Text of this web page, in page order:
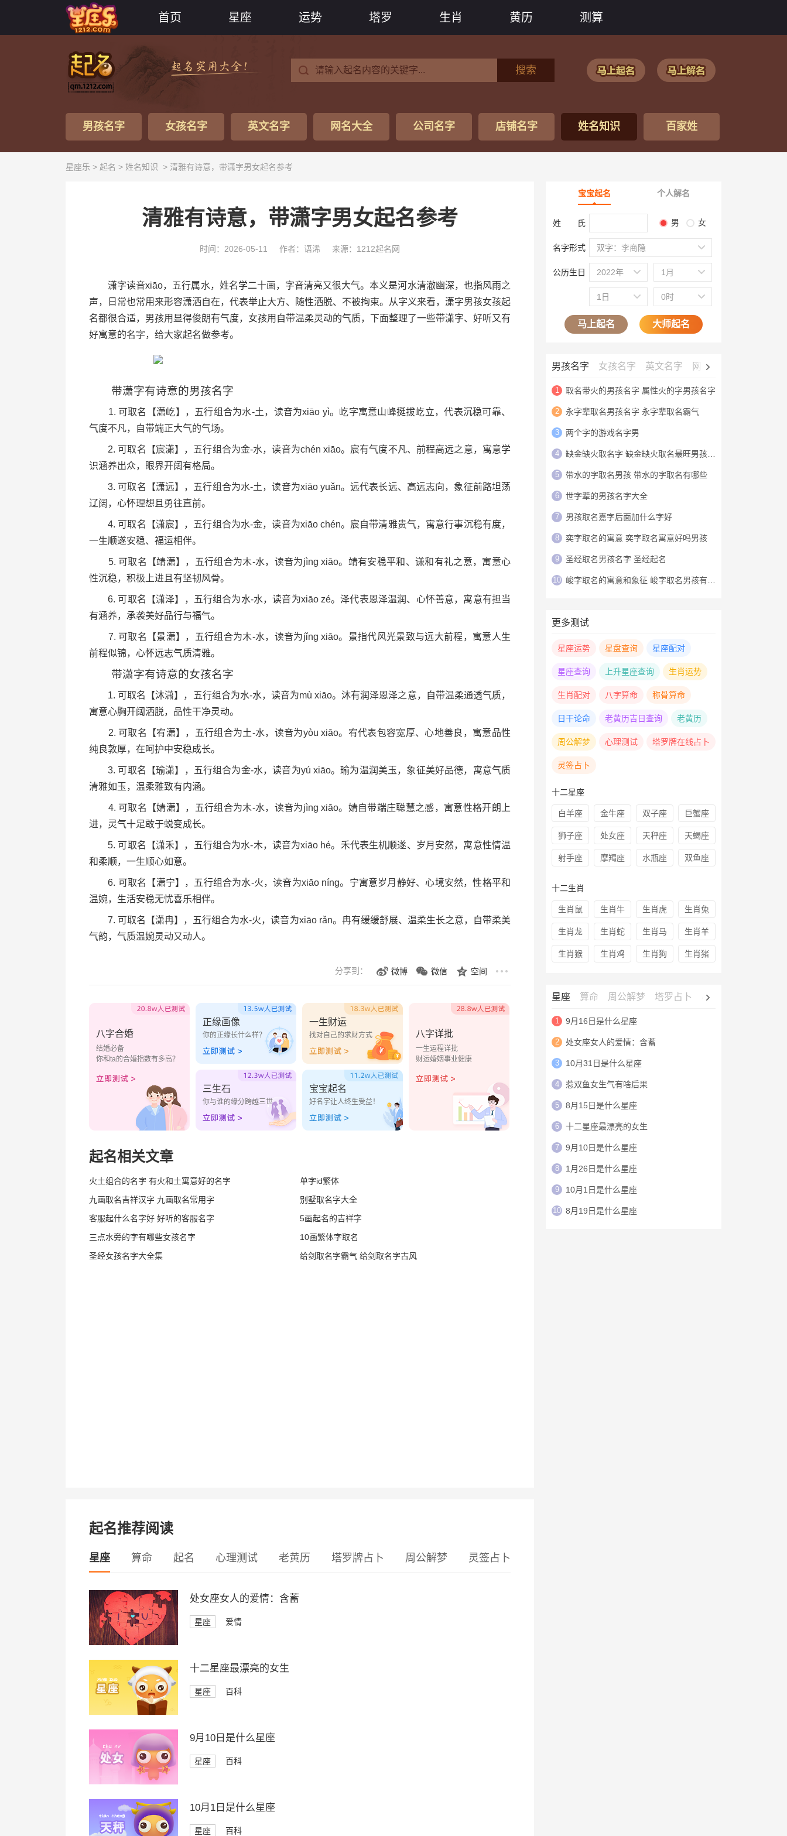
首页 星座 运势 塔罗 生肖 黄历 测算
搜索
男孩名字 女孩名字 英文名字 网名大全 公司名字 店铺名字 姓名知识 百家姓
星座乐 > 起名 > 姓名知识 > 清雅有诗意，带潇字男女起名参考
清雅有诗意，带潇字男女起名参考
时间：2026-05-11 作者：语浠 来源：1212起名网
潇字读音xiāo，五行属水，姓名学二十画，字音清亮又很大气。本义是河水清澈幽深，也指风雨之
声，日常也常用来形容潇洒自在，代表举止大方、随性洒脱、不被拘束。从字义来看，潇字男孩女孩起
名都很合适，男孩用显得俊朗有气度，女孩用自带温柔灵动的气质，下面整理了一些带潇字、好听又有
好寓意的名字，给大家起名做参考。
带潇字有诗意的男孩名字
1. 可取名【潇屹】，五行组合为水-土，读音为xiāo yì。屹字寓意山峰挺拔屹立，代表沉稳可靠、
气度不凡，自带端正大气的气场。
2. 可取名【宸潇】，五行组合为金-水，读音为chén xiāo。宸有气度不凡、前程高远之意，寓意学
识涵养出众，眼界开阔有格局。
3. 可取名【潇远】，五行组合为水-土，读音为xiāo yuǎn。远代表长远、高远志向，象征前路坦荡
辽阔，心怀理想且勇往直前。
4. 可取名【潇宸】，五行组合为水-金，读音为xiāo chén。宸自带清雅贵气，寓意行事沉稳有度，
一生顺遂安稳、福运相伴。
5. 可取名【靖潇】，五行组合为木-水，读音为jìng xiāo。靖有安稳平和、谦和有礼之意，寓意心
性沉稳，积极上进且有坚韧风骨。
6. 可取名【潇泽】，五行组合为水-水，读音为xiāo zé。泽代表恩泽温润、心怀善意，寓意有担当
有涵养，承袭美好品行与福气。
7. 可取名【景潇】，五行组合为木-水，读音为jǐng xiāo。景指代风光景致与远大前程，寓意人生
前程似锦，心怀远志气质清雅。
带潇字有诗意的女孩名字
1. 可取名【沐潇】，五行组合为水-水，读音为mù xiāo。沐有润泽恩泽之意，自带温柔通透气质，
寓意心胸开阔洒脱，品性干净灵动。
2. 可取名【宥潇】，五行组合为土-水，读音为yòu xiāo。宥代表包容宽厚、心地善良，寓意品性
纯良敦厚，在呵护中安稳成长。
3. 可取名【瑜潇】，五行组合为金-水，读音为yú xiāo。瑜为温润美玉，象征美好品德，寓意气质
清雅如玉，温柔雅致有内涵。
4. 可取名【婧潇】，五行组合为木-水，读音为jìng xiāo。婧自带端庄聪慧之感，寓意性格开朗上
进，灵气十足敢于蜕变成长。
5. 可取名【潇禾】，五行组合为水-木，读音为xiāo hé。禾代表生机顺遂、岁月安然，寓意性情温
和柔顺，一生顺心如意。
6. 可取名【潇宁】，五行组合为水-火，读音为xiāo níng。宁寓意岁月静好、心境安然，性格平和
温婉，生活安稳无忧喜乐相伴。
7. 可取名【潇冉】，五行组合为水-火，读音为xiāo rǎn。冉有缓缓舒展、温柔生长之意，自带柔美
气韵，气质温婉灵动又动人。
分享到： 微博 微信 空间
八字合婚
结婚必备
你和ta的合婚指数有多高？
正缘画像
你的正缘长什么样？
一生财运
找对自己的求财方式
三生石
你与谁的缘分跨越三世
宝宝起名
好名字让人终生受益！
八字详批
一生运程详批
财运婚姻事业健康
起名相关文章
火土组合的名字 有火和土寓意好的名字
单字id繁体
九画取名吉祥汉字 九画取名常用字
别墅取名字大全
客服起什么名字好 好听的客服名字
5画起名的吉祥字
三点水旁的字有哪些女孩名字
10画繁体字取名
圣经女孩名字大全集
给剑取名字霸气 给剑取名字古风
起名推荐阅读
星座 算命 起名 心理测试 老黄历 塔罗牌占卜 周公解梦 灵签占卜
处女座女人的爱情：含蓄
星座 爱情
十二星座最漂亮的女生
星座 百科
9月10日是什么星座
星座 百科
10月1日是什么星座
星座 百科
宝宝起名 个人解名
姓 氏 男 女
名字形式 双字：李商隐
公历生日 2022年 1月
1日 0时
马上起名 大师起名
男孩名字 女孩名字 英文名字 网名大全
1 取名带火的男孩名字 属性火的字男孩名字
2 永字辈取名男孩名字 永字辈取名霸气
3 两个字的游戏名字男
4 缺金缺火取名字 缺金缺火取名最旺男孩名字
5 带水的字取名男孩 带水的字取名有哪些
6 世字辈的男孩名字大全
7 男孩取名嘉字后面加什么字好
8 奕字取名的寓意 奕字取名寓意好吗男孩
9 圣经取名男孩名字 圣经起名
10 峻字取名的寓意和象征 峻字取名男孩有寓意
更多测试
星座运势 星盘查询 星座配对
星座查询 上升星座查询 生肖运势
生肖配对 八字算命 称骨算命
日干论命 老黄历吉日查询 老黄历
周公解梦 心理测试 塔罗牌在线占卜
灵签占卜
十二星座
白羊座 金牛座 双子座 巨蟹座
狮子座 处女座 天秤座 天蝎座
射手座 摩羯座 水瓶座 双鱼座
十二生肖
生肖鼠 生肖牛 生肖虎 生肖兔
生肖龙 生肖蛇 生肖马 生肖羊
生肖猴 生肖鸡 生肖狗 生肖猪
星座 算命 周公解梦 塔罗占卜 心理测试
1 9月16日是什么星座
2 处女座女人的爱情：含蓄
3 10月31日是什么星座
4 惹双鱼女生气有啥后果
5 8月15日是什么星座
6 十二星座最漂亮的女生
7 9月10日是什么星座
8 1月26日是什么星座
9 10月1日是什么星座
10 8月19日是什么星座